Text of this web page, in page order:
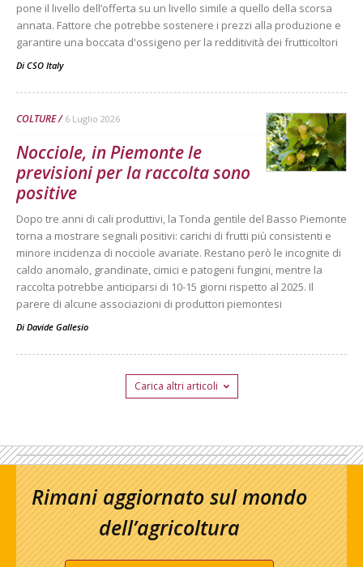
pone il livello dell’offerta su un livello simile a quello della scorsa
annata. Fattore che potrebbe sostenere i prezzi alla produzione e
garantire una boccata d'ossigeno per la redditività dei frutticoltori
Di CSO Italy
COLTURE 6 Luglio 2026
Nocciole, in Piemonte le
previsioni per la raccolta sono
positive
Dopo tre anni di cali produttivi, la Tonda gentile del Basso Piemonte
torna a mostrare segnali positivi: carichi di frutti più consistenti e
minore incidenza di nocciole avariate. Restano però le incognite di
caldo anomalo, grandinate, cimici e patogeni fungini, mentre la
raccolta potrebbe anticiparsi di 10-15 giorni rispetto al 2025. Il
parere di alcune associazioni di produttori piemontesi
Di Davide Gallesio
Carica altri articoli
Rimani aggiornato sul mondo
dell’agricoltura